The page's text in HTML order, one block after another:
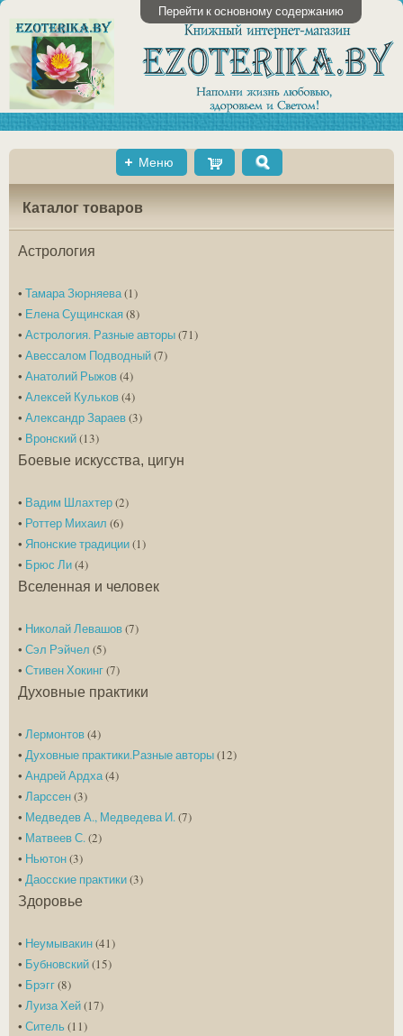
Перейти к основному содержанию
Меню
Cart
Каталог товаров
Астрология
• Тамара Зюрняева(1)
• Елена Сущинская(8)
• Астрология. Разные авторы(71)
• Авессалом Подводный(7)
• Анатолий Рыжов(4)
• Алексей Кульков(4)
• Александр Зараев(3)
• Вронский(13)
Боевые искусства, цигун
• Вадим Шлахтер(2)
• Роттер Михаил (6)
• Японские традиции(1)
• Брюс Ли(4)
Вселенная и человек
• Николай Левашов(7)
• Сэл Рэйчел (5)
• Стивен Хокинг(7)
Духовные практики
• Лермонтов(4)
• Духовные практики.Разные авторы(12)
• Андрей Ардха(4)
• Ларссен(3)
• Медведев А., Медведева И. (7)
• Матвеев С. (2)
• Ньютон(3)
• Даосские практики(3)
Здоровье
• Неумывакин(41)
• Бубновский(15)
• Брэгг(8)
• Луиза Хей(17)
• Ситель(11)